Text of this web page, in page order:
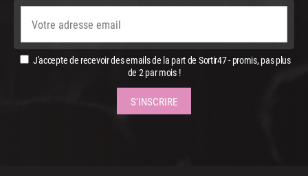
J'accepte de recevoir des emails de la part de Sortir47 - promis, pas plus
de 2 par mois !